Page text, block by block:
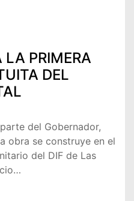
LA PRIMERA
DEL
del Gobernador,
obra se construye en el
del DIF de Las